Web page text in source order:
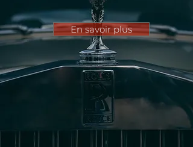
En savoir plus